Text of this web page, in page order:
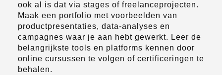
ook al is dat via stages of freelanceprojecten.
Maak een portfolio met voorbeelden van
productpresentaties, data-analyses en
campagnes waar je aan hebt gewerkt. Leer de
belangrijkste tools en platforms kennen door
online cursussen te volgen of certificeringen te
behalen.